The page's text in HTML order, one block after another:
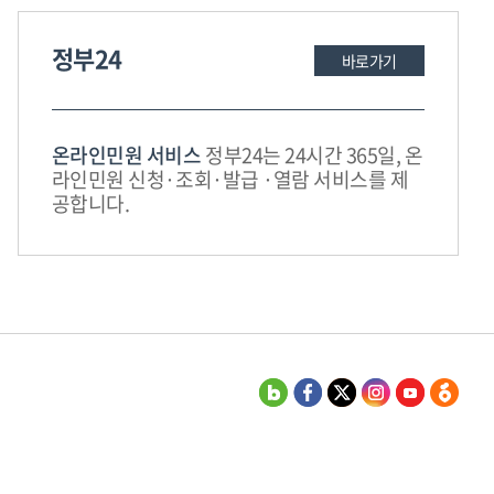
정부24 바로가기
온라인민원 서비스정부24는 24시간 365일, 온
라인민원 신청·조회·발급 ·열람 서비스를 제
공합니다.